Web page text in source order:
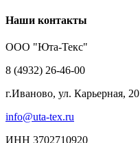
Наши контакты
ООО "Юта-Текс"
8 (4932) 26-46-00
г.Иваново, ул. Карьерная, 20
info@uta-tex.ru
ИНН 3702710920